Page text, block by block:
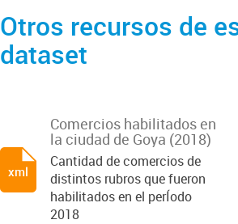
Otros recursos de
dataset
Comercios habilitados en
la ciudad de Goya (2018)
Cantidad de comercios de
distintos rubros que fueron
habilitados en el perÍodo
2018
xml